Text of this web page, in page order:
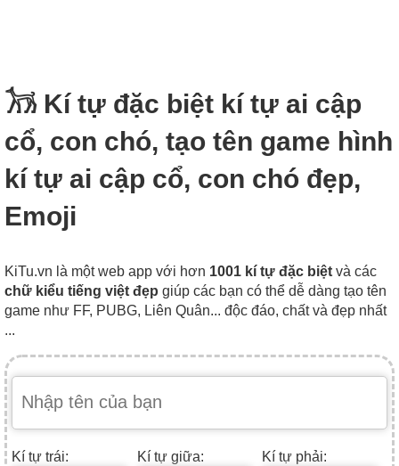
𓃡 Kí tự đặc biệt kí tự ai cập
cổ, con chó, tạo tên game hình
kí tự ai cập cổ, con chó đẹp,
Emoji
KiTu.vn là một web app với hơn 1001 kí tự đặc biệt và các
chữ kiểu tiếng việt đẹp giúp các bạn có thể dễ dàng tạo tên
game như FF, PUBG, Liên Quân... độc đáo, chất và đẹp nhất
...
Kí tự trái: Kí tự giữa: Kí tự phải: